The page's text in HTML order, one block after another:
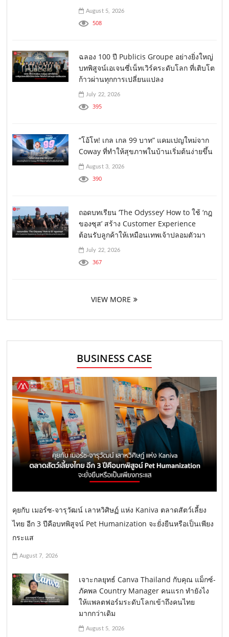
August 5, 2026
508
ฉลอง 100 ปี Publicis Groupe อย่างยิ่งใหญ่
บทพิสูจน์เอเจนซี่เน็ทเวิร์คระดับโลก ที่เติบโต
ก้าวผ่านทุกการเปลี่ยนแปลง
July 22, 2026
395
“โอ้โห! เกล เกล 99 บาท” แคมเปญใหม่จาก
Coway ที่ทำให้สุขภาพในบ้านเริ่มต้นง่ายขึ้น
August 3, 2026
390
ถอดบทเรียน ‘The Odyssey’ How to ใช้ ‘กฎ
ของซุส’ สร้าง Customer Experience
ต้อนรับลูกค้าให้เหมือนเทพเจ้าปลอมตัวมา
July 22, 2026
367
VIEW MORE
BUSINESS CASE
คุยกับ เมอร์ซ-จารุวัฒน์ เลาหวิศิษฏ์ แห่ง Kaniva ตลาดสัตว์เลี้ยง
ไทย อีก 3 ปีคือบทพิสูจน์ Pet Humanization จะยั่งยืนหรือเป็นเพียง
กระแส
August 7, 2026
เจาะกลยุทธ์ Canva Thailand กับคุณ แม็กซ์-
ภัคพล Country Manager คนแรก ทำยังไง
ให้แพลตฟอร์มระดับโลกเข้าถึงคนไทย
มากกว่าเดิม
August 5, 2026